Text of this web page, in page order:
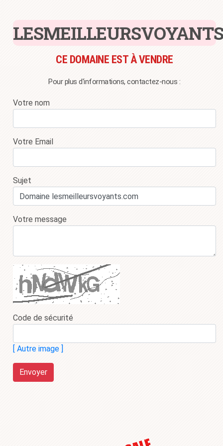
CE DOMAINE EST À VENDRE
Pour plus d'informations, contactez-nous :
Votre nom
Votre Email
Sujet
Votre message
Code de sécurité
[ Autre image ]
Envoyer